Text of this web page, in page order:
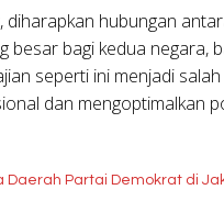
diharapkan hubungan
besar bagi kedua negara,
seperti ini menjadi
dan mengoptimalkan
Daerah Partai Demokrat di